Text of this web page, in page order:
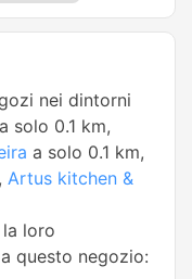
nei dintorni
a solo 0.1 km,
a solo 0.1 km,
Artus kitchen &
loro
questo negozio: